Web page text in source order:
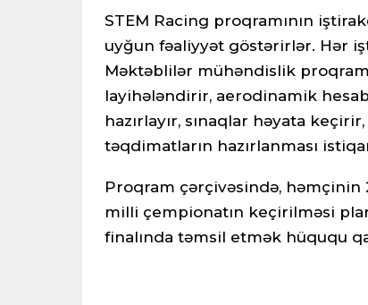
STEM Racing proqramının
uyğun fəaliyyət göstərirlər. Hər
Məktəblilər mühəndislik
layihələndirir, aerodinamik
hazırlayır, sınaqlar həyata
təqdimatların hazırlanması
Proqram çərçivəsində, həmçinin
milli çempionatın keçirilməsi
finalında təmsil etmək hüququ